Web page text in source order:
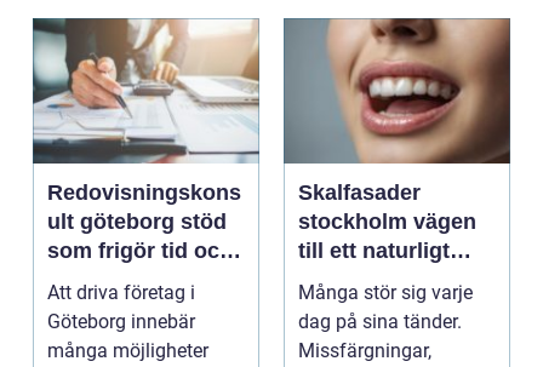
Redovisningskons
ult göteborg stöd
som frigör tid och
skapar kontroll
Att driva företag i
Göteborg innebär
många möjligheter
Skalfasader
stockholm vägen
till ett naturligt
vackert leende
Många stör sig varje
dag på sina tänder.
Missfärgningar,